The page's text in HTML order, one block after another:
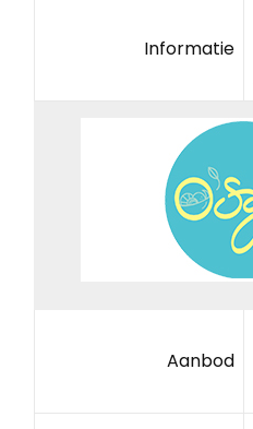
Informatie
Aanbod